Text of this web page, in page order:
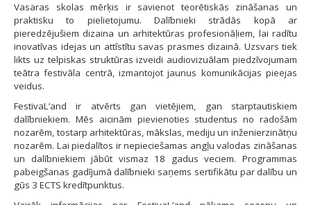
Vasaras skolas mērķis ir savienot teorētiskās zināšanas un
praktisku to pielietojumu. Dalībnieki strādās kopā ar
pieredzējušiem dizaina un arhitektūras profesionāļiem, lai radītu
inovatīvas idejas un attīstītu savas prasmes dizainā. Uzsvars tiek
likts uz telpiskas struktūras izveidi audiovizuālam piedzīvojumam
teātra festivāla centrā, izmantojot jaunus komunikācijas pieejas
veidus.
FestivaL’and ir atvērts gan vietējiem, gan starptautiskiem
dalībniekiem. Mēs aicinām pievienoties studentus no radošām
nozarēm, tostarp arhitektūras, mākslas, mediju un inženierzinātņu
nozarēm. Lai piedalītos ir nepieciešamas angļu valodas zināšanas
un dalībniekiem jābūt vismaz 18 gadus veciem. Programmas
pabeigšanas gadījumā dalībnieki saņems sertifikātu par dalību un
gūs 3 ECTS kredītpunktus.